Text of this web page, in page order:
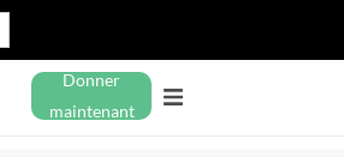
Donner
maintenant